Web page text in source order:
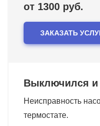
от 1300 руб.
ЗАКАЗАТЬ
Выключился и
Неисправность
термостате.